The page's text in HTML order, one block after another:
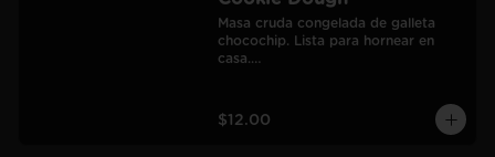
Masa cruda congelada de galleta
chocochip. Lista para hornear en
casa.
60 galletas pequeñas.
$12.00